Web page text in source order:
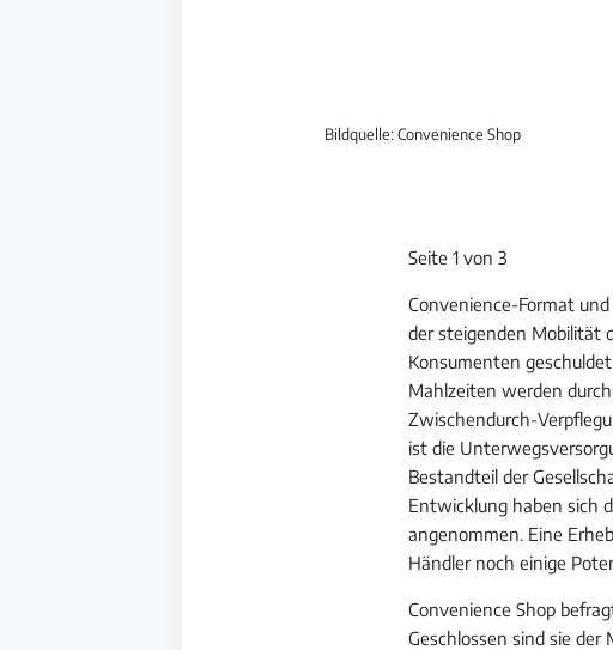
Bildquelle: Convenience Shop
Seite 1 von 3
Convenience-Format
der steigenden Mobilität
Konsumenten
Mahlzeiten werden
Zwischendurch-
ist die
Bestandteil der
Entwicklung haben sich
angenommen. Eine
Händler noch einige
Convenience Shop
Geschlossen sind sie